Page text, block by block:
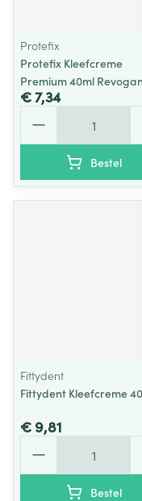
Protefix
Protefix Kleefcreme
Premium 40ml
€ 7,34
Bestel
Fittydent
Fittydent Kleefcreme
€ 9,81
Bestel